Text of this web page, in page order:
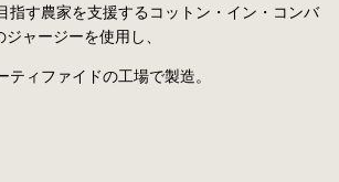
指す農家を支援するコットン・イン・コンバ
ャージーを使用し、
ティファイドの工場で製造。